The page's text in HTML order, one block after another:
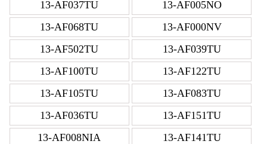
13-AF037TU
13-AF005NO
13-AF068TU
13-AF000NV
13-AF502TU
13-AF039TU
13-AF100TU
13-AF122TU
13-AF105TU
13-AF083TU
13-AF036TU
13-AF151TU
13-AF008NIA
13-AF141TU